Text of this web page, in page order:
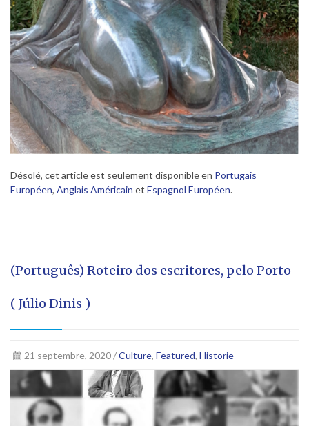
Désolé, cet article est seulement disponible en Portugais
Européen, Anglais Américain et Espagnol Européen.
(Português) Roteiro dos escritores, pelo Porto
( Júlio Dinis )
21 septembre, 2020 /Culture, Featured, Historie